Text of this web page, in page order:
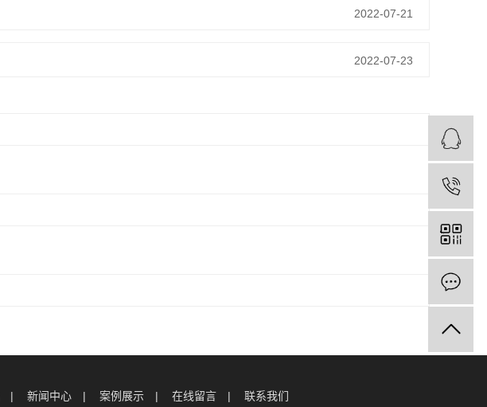
2022-07-21
2022-07-23
新闻中心 案例展示 在线留言 联系我们